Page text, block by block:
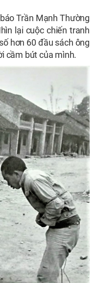
Trần Mạnh Thường
lại cuộc chiến tranh
hơn 60 đầu sách ông
cầm bút của mình.